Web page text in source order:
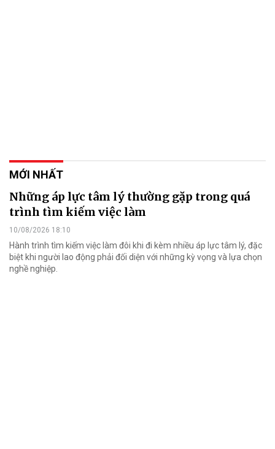
MỚI NHẤT
Những áp lực tâm lý thường gặp trong quá
trình tìm kiếm việc làm
10/08/2026 18:10
Hành trình tìm kiếm việc làm đôi khi đi kèm nhiều áp lực tâm lý, đặc
biệt khi người lao động phải đối diện với những kỳ vọng và lựa chọn
nghề nghiệp.